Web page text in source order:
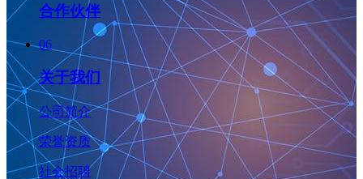
合作伙伴
06
关于我们
公司简介
荣誉资质
社会招聘